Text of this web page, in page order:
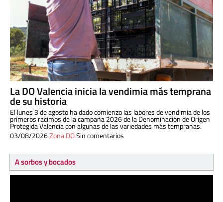
La DO Valencia inicia la vendimia más temprana
de su historia
El lunes 3 de agosto ha dado comienzo las labores de vendimia de los
primeros racimos de la campaña 2026 de la Denominación de Origen
Protegida Valencia con algunas de las variedades más tempranas.
03/08/2026Zona DOSin comentarios
A sorbos y bocados